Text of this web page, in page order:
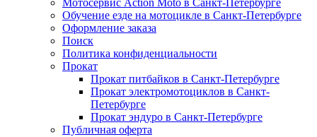
Мотосервис Action Moto в Санкт-Петербурге
Обучение езде на мотоцикле в Санкт-Петербурге
Оформление заказа
Поиск
Политика конфиденциальности
Прокат
Прокат питбайков в Санкт-Петербурге
Прокат электромотоциклов в Санкт-
Петербурге
Прокат эндуро в Санкт-Петербурге
Публичная оферта